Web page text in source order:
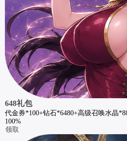
648礼包
代金券*100+钻石*6480+高级召唤水晶
100%
领取